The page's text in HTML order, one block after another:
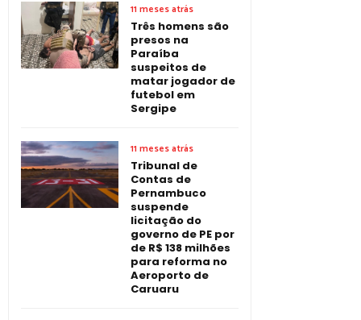
11 meses atrás
Três homens são
presos na
Paraíba
suspeitos de
matar jogador de
futebol em
Sergipe
11 meses atrás
Tribunal de
Contas de
Pernambuco
suspende
licitação do
governo de PE por
de R$ 138 milhões
para reforma no
Aeroporto de
Caruaru